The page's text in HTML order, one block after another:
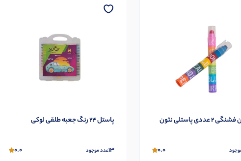
علامتزن فشنگی 2 عددی پاستلی نئون
0.0
پاستل 24 رنگ جعبه طلقی لوکی
13عدد موجود 0.0